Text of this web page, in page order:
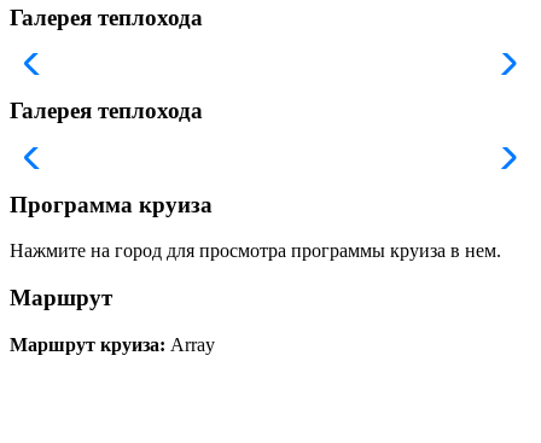
Галерея теплохода
Галерея теплохода
Программа круиза
Нажмите на город для просмотра программы круиза в нем.
Маршрут
Маршрут круиза: Array